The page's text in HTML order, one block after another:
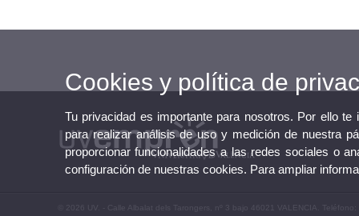
© 2026 UV. - Calle Albalat dels Tarongers, nº 3 bajo 46021 VALENCIA.
Cookies y política de
Tu privacidad es importante para nosotros. Por ello
para realizar análisis de uso y medición de nuestra
proporcionar funcionalidades a las redes sociales o
configuración de nuestras cookies. Para ampliar